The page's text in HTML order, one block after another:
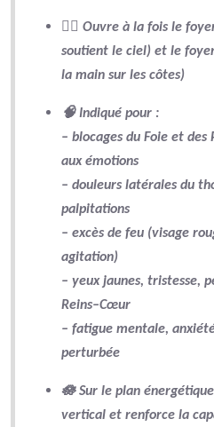
🧍‍♂️ Ouvre à la fois le
soutient le ciel) et le
la main sur les côtes)
🧠 Indiqué pour :
– blocages du Foie et des
aux émotions
– douleurs latérales du
palpitations
– excès de feu (visage
agitation)
– yeux jaunes, tristesse,
Reins–Cœur
– fatigue mentale,
perturbée
🪷 Sur le plan
vertical et renforce la